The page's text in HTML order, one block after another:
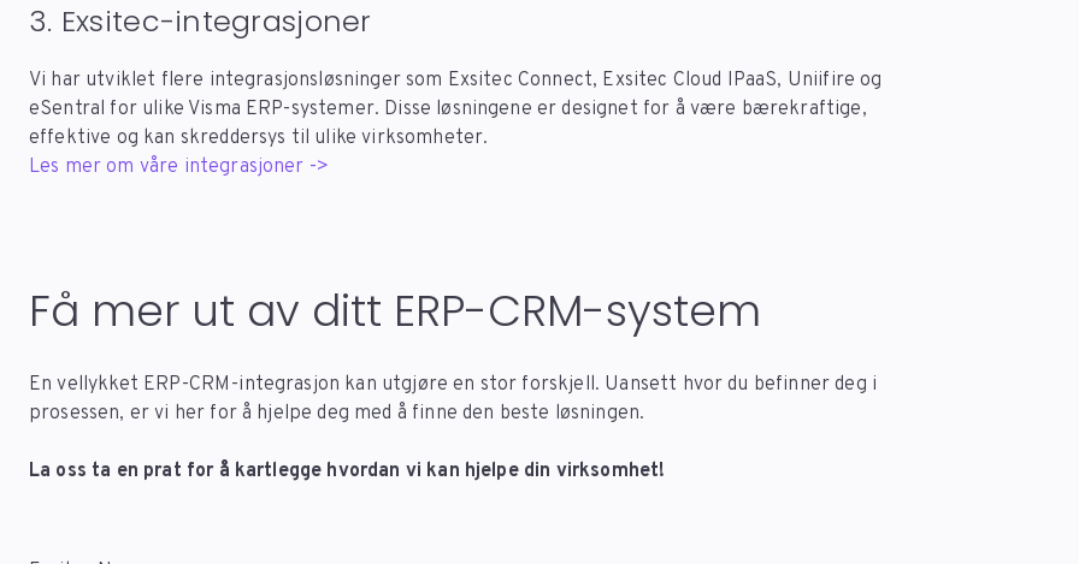
3. Exsitec-integrasjoner
Vi har utviklet flere integrasjonsløsninger som Exsitec Connect, Exsitec Cloud IPaaS, Uniifire og
eSentral for ulike Visma ERP-systemer. Disse løsningene er designet for å være bærekraftige,
effektive og kan skreddersys til ulike virksomheter.
Les mer om våre integrasjoner ->
Få mer ut av ditt ERP-CRM-system
En vellykket ERP-CRM-integrasjon kan utgjøre en stor forskjell. Uansett hvor du befinner deg i
prosessen, er vi her for å hjelpe deg med å finne den beste løsningen.
La oss ta en prat for å kartlegge hvordan vi kan hjelpe din virksomhet!